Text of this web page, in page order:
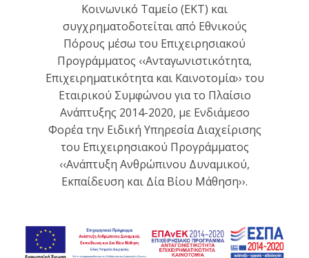
Κοινωνικό Ταμείο (ΕΚΤ) και
συγχρηματοδοτείται από Εθνικούς
Πόρους μέσω του Επιχειρησιακού
Προγράμματος ‹‹Ανταγωνιστικότητα,
Επιχειρηματικότητα και Καινοτομία›› του
Εταιρικού Συμφώνου για το Πλαίσιο
Ανάπτυξης 2014-2020, με Ενδιάμεσο
Φορέα την Ειδική Υπηρεσία Διαχείρισης
του Επιχειρησιακού Προγράμματος
‹‹Ανάπτυξη Ανθρώπινου Δυναμικού,
Εκπαίδευση και Δία Βίου Μάθηση››.